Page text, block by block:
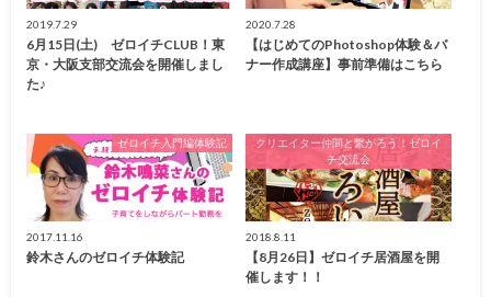
2019.7.29
6月15日(土) ゼロイチCLUB！東
京・大阪支部交流会を開催しまし
た♪
2020.7.28
【はじめてのPhotoshop体験＆バ
ナー作成講座】事前準備はこちら
ゼロイチ入門編体験記
2017.11.16
鈴木さんのゼロイチ体験記
クリエイター仲間と繋がろう！ゼロイ
チ交流会
2018.8.11
【8月26日】ゼロイチ居酒屋を開
催します！！